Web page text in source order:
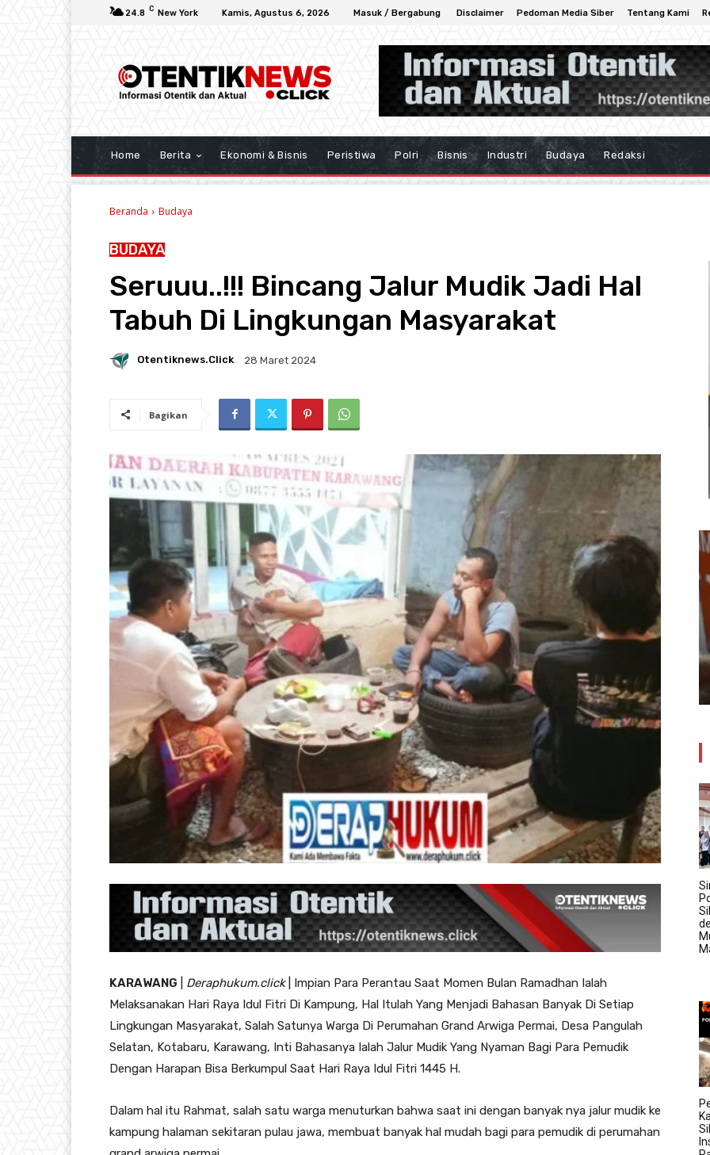
24.8 C New York Kamis, Agustus 6, 2026 Masuk / Bergabung Disclaimer Pedoman Media Siber Tentang Kami
Home Berita Ekonomi & Bisnis Peristiwa Polri Bisnis Industri Budaya Redaksi
Beranda Budaya
BUDAYA
Seruuu..!!! Bincang Jalur Mudik Jadi Hal
Tabuh Di Lingkungan Masyarakat
Otentiknews.click 28 Maret 2024
Bagikan
KARAWANG Deraphukum.click| Impian Para Perantau Saat Momen Bulan Ramadhan Ialah
Melaksanakan Hari Raya Idul Fitri Di Kampung, Hal Itulah Yang Menjadi Bahasan Banyak Di Setiap
Lingkungan Masyarakat, Salah Satunya Warga Di Perumahan Grand Arwiga Permai, Desa Pangulah
Selatan, Kotabaru, Karawang, Inti Bahasanya Ialah Jalur Mudik Yang Nyaman Bagi Para Pemudik
Dengan Harapan Bisa Berkumpul Saat Hari Raya Idul Fitri 1445 H.
Dalam hal itu Rahmat, salah satu warga menuturkan bahwa saat ini dengan banyak nya jalur mudik ke
kampung halaman sekitaran pulau jawa, membuat banyak hal mudah bagi para pemudik di perumahan
Usut Keras Tawuran Remaja di
Klari, Polres Karawang Lakukan
Olah TKP dan Buru Pelaku
22 Juli 2026